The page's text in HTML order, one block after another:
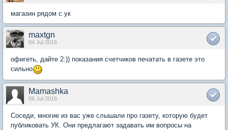
магазин рядом с ук
maxtgn
04 Jul 2016
офигеть, дайте 2:)) показания счетчиков печатать в газете это
сильно
Mamashka
06 Jul 2016
Соседи, многие из вас уже слышали про газету, которую будет
публиковать УК. Они предлагают задавать им вопросы на